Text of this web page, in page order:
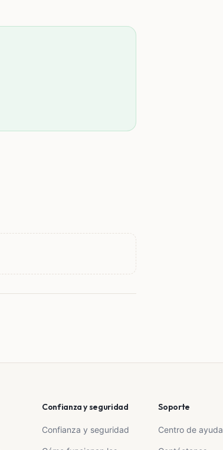
Confianza y seguridad
Confianza y seguridad
Soporte
Centro de ayuda